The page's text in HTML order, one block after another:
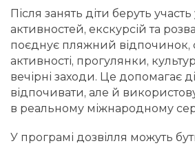
Після занять діти беруть
активностей, екскурсій та
поєднує пляжний відпочинок,
активності, прогулянки,
вечірні заходи. Це допомагає
відпочивати, але й
в реальному міжнародному
У програмі дозвілля можуть